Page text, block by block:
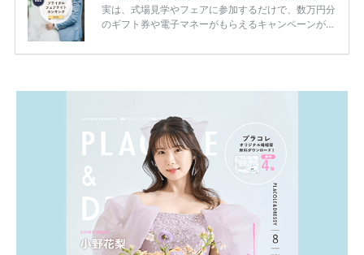
実は、式場見学やフェアに参加するだけで、数万円分
のギフト券や電子マネーがもらえるキャンペーンがあ
ため、比較せずに選ぶと損をしてしまうことも……。
一番お得？」「プラコレの特典は？」といった疑問も
解決します。 まずは診断で候補を絞れる「ウェディ
ング診断」か、体験型 […]続きを読む